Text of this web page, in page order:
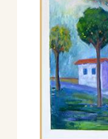
2007 - Hotel
novembre-17
2008 -
Emilia, 31
2008 -
fotografi,
Emilia, mese